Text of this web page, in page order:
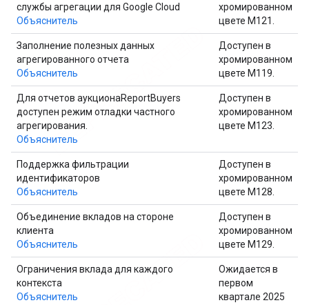
службы агрегации для Google Cloud
Объяснитель
хромированном
цвете M121.
Заполнение полезных данных
агрегированного отчета
Объяснитель
Доступен в
хромированном
цвете M119.
Для отчетов аукционаReportBuyers
доступен режим отладки частного
агрегирования.
Объяснитель
Доступен в
хромированном
цвете M123.
Поддержка фильтрации
идентификаторов
Объяснитель
Доступен в
хромированном
цвете M128.
Объединение вкладов на стороне
клиента
Объяснитель
Доступен в
хромированном
цвете M129.
Ограничения вклада для каждого
контекста
Объяснитель
Ожидается в
первом
квартале 2025